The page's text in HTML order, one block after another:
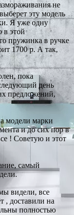
не
эту модель
Я уже одну
в этой
пружинка в ручке
1700 р. А так,
пока
день
предложений,
модели марки
и до сих пор в
! Советую и этот
самый
видели, все
, доставили на
полностью